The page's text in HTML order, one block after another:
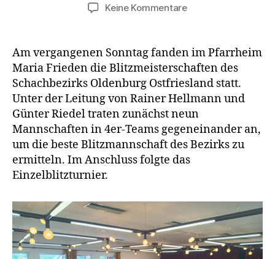
Keine Kommentarezu
den
in
Vechta
Am vergangenen Sonntag fanden im Pfarrheim
Maria Frieden die Blitzmeisterschaften des
Schachbezirks Oldenburg Ostfriesland statt.
Unter der Leitung von Rainer Hellmann und
Günter Riedel traten zunächst neun
Mannschaften in 4er-Teams gegeneinander an,
um die beste Blitzmannschaft des Bezirks zu
ermitteln. Im Anschluss folgte das
Einzelblitzturnier.